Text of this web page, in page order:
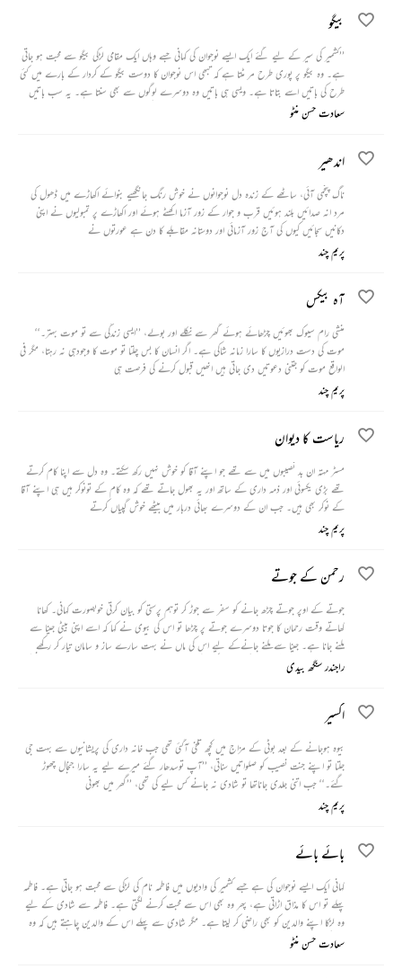
بیگو
’’کشمیر کی سیر کے لیے گئے ایک ایسے نوجوان کی کہانی جسے وہاں ایک مقامی لڑکی بیگو سے محبت ہو جاتی
ہے۔ وہ بیگو پر پوری طرح مر مٹتا ہے کہ تبھی اس نوجوان کا دوست بیگو کے کردار کے بارے میں کئی
طرح کی باتیں اسے بتاتا ہے۔ ویسی ہی باتیں وہ دوسرے لوگوں سے بھی سنتا ہے۔ یہ سب باتیں
سننے کے بعد اسے بیگو سے نفرت ہو جاتی ہے، مگر بیگو اس کی جدائی میں اپنی جان دے دیتی ہے۔
سعادت حسن منٹو
اندھیر
ناگ پنچمی آئی، ساٹھے کے زندہ دل نوجوانوں نے خوش رنگ جانگھیے بنوائے اکھاڑے میں ڈھول کی
مرد انہ صدائیں بلند ہوئیں قرب و جوار کے زور آزما اکھٹے ہوئے اور اکھاڑے پر تمبولیوں نے اپنی
دکانیں سجائیں کیوں کی آج زور آزمائی اور دوستانہ مقابلے کا دن ہے عورتوں نے
پریم چند
آہ بیکس
منشی رام سیوک بھوئیں چڑھائے ہوئے گھر سے نکلے اور بولے، ’’ایسی زندگی سے تو موت بہتر۔‘‘
موت کی دست درازیوں کا سارا زمانہ شاکی ہے۔ اگر انسان کا بس چلتا تو موت کا وجودہی نہ رہتا، مگر فی
الواقع موت کو جتنی دعوتیں دی جاتی ہیں انھیں قبول کرنے کی فرصت ہی
پریم چند
ریاست کا دیوان
مسٹر مہتہ ان بد نصیبوں میں سے تھے جو اپنے آقا کو خوش نہیں رکھ سکتے۔ وہ دل سے اپنا کام کرتے
تھے بڑی یکسوئی اور ذمہ داری کے ساتھ اور یہ بھول جاتے تھے کہ وہ کام کے تونوکر ہیں ہی اپنے آقا
کے نوکر بھی ہیں۔ جب ان کے دوسرے بھائی دربار میں بیٹھے خوش گپیاں کرتے
پریم چند
رحمن کے جوتے
جوتے کے اوپر جوتے چڑھ جانے کو سفر سے جوڑ کر توہم پرستی کو بیان کرتی خوبصورت کہانی۔ کھانا
کھاتے وقت رحمان کا جوتا دوسرے جوتے پر چڑھا تو اس کی بیوی نے کہا کہ اسے اپنی بیٹی جینا سے
ملنے جانا ہے۔ جینا سے ملنے جانےکے لیے اس کی ماں نے بہت سارے ساز و سامان تیار کر رکھے
تھے۔ دوران سفر اسکے سامان کی گٹھری کہیں گم ہو جاتی ہے جس کے لیے وہ پولیس کے ایک کانسٹیبل
راجندر سنگھ بیدی
اکسیر
بیوہ ہوجانے کے بعد بوٹی کے مزاج میں کچھ تلخی آگئی تھی جب خانہ داری کی پریشانیوں سے بہت جی
جلتا تو اپنے جنت نصیب کو صلواتیں سناتی، ’’آپ توسدھار گئے میرے لیے یہ سارا جنجال چھوڑ
گئے۔‘‘ جب اتنی جلدی جاناتھا تو شادی نہ جانے کس لیے کی تھی، ’’گھر میں بھونی
پریم چند
بائے بائے
کہانی ایک ایسے نوجوان کی ہے جسے کشمیر کی وادیوں میں فاطمہ نام کی لڑکی سے محبت ہو جاتی ہے۔ فاطمہ
پہلے تو اس کا مذاق اڑاتی ہے، پھر وہ بھی اس سے محبت کرنے لگتی ہے۔ فاطمہ سے شادی کے لیے
وہ لڑکا اپنے والدین کو بھی راضی کر لیتا ہے۔ مگر شادی سے پہلے اس کے والدین چاہتے ہیں کہ وہ
فاطمہ کی ایک دو تصویریں انہیں بھیج دے۔ علاقے میں کوئی اسٹوڈیو تو تھا نہیں۔ ایک دن اس نوجوان کا
سعادت حسن منٹو